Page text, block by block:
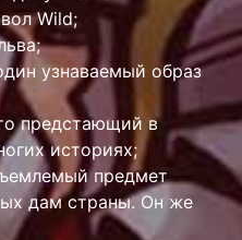
Wild;
узнаваемый образ
предстающий в
историях;
предмет
дам страны. Он же